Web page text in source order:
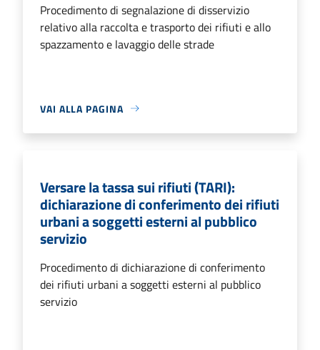
Procedimento di segnalazione di disservizio
relativo alla raccolta e trasporto dei rifiuti e allo
spazzamento e lavaggio delle strade
VAI ALLA PAGINA
Versare la tassa sui rifiuti (TARI):
dichiarazione di conferimento dei rifiuti
urbani a soggetti esterni al pubblico
servizio
Procedimento di dichiarazione di conferimento
dei rifiuti urbani a soggetti esterni al pubblico
servizio